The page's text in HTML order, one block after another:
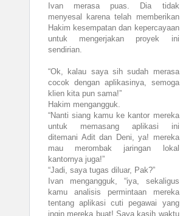
Ivan merasa puas. Dia tidak
menyesal karena telah memberikan
Hakim kesempatan dan kepercayaan
untuk mengerjakan proyek ini
sendirian.
“Ok, kalau saya sih sudah merasa
cocok dengan aplikasinya, semoga
klien kita pun sama!”
Hakim mengangguk.
“Nanti siang kamu ke kantor mereka
untuk memasang aplikasi ini
ditemani Adit dan Deni, ya! mereka
mau merombak jaringan lokal
kantornya juga!”
“Jadi, saya tugas diluar, Pak?”
Ivan mengangguk, “iya, sekaligus
kamu analisis permintaan mereka
tentang aplikasi cuti pegawai yang
ingin mereka buat! Saya kasih waktu